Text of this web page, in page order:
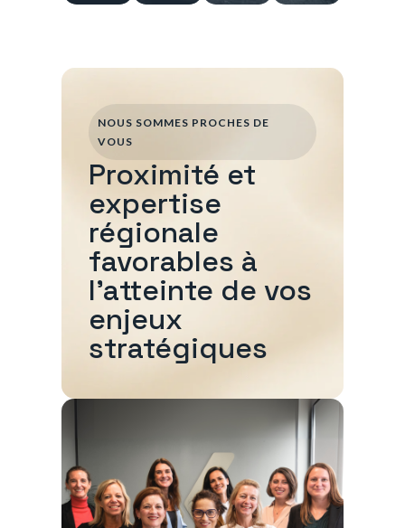
NOUS SOMMES PROCHES DE
VOUS
Proximité et
expertise
régionale
favorables à
l'atteinte de vos
enjeux
stratégiques